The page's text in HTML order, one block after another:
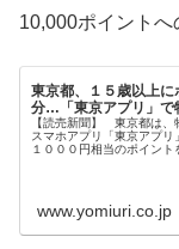
10,000ポイントへ
東京都、１５歳以上
分…「東京アプリ」で
【読売新聞】 東京都は、
スマホアプリ「東京アプ
１０００円相当のポイント
www.yomiuri.co.jp